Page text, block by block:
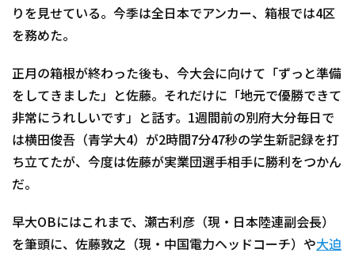
りを見せている。今季は全日本でアンカー、箱根では4区
を務めた。
正月の箱根が終わった後も、今大会に向けて「ずっと準備
をしてきました」と佐藤。それだけに「地元で優勝できて
非常にうれしいです」と話す。1週間前の別府大分毎日で
は横田俊吾（青学大4）が2時間7分47秒の学生新記録を打
ち立てたが、今度は佐藤が実業団選手相手に勝利をつかん
だ。
早大OBにはこれまで、瀬古利彦（現・日本陸連副会長）
を筆頭に、佐藤敦之（現・中国電力ヘッドコーチ）や大迫